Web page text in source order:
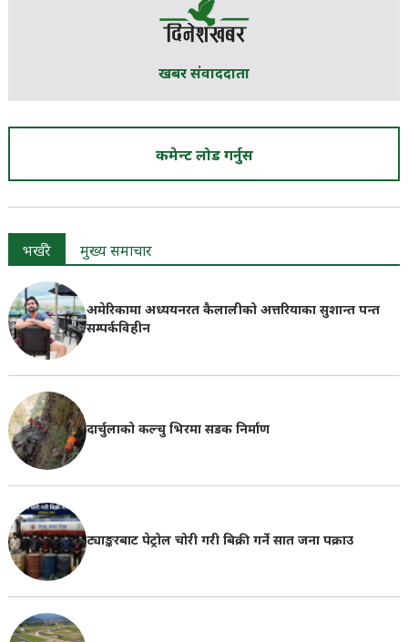
खबर संवाददाता
कमेन्ट लोड गर्नुस
भर्खरै मुख्य समाचार
अमेरिकामा अध्ययनरत कैलालीको अत्तरियाका सुशान्त पन्त
सम्पर्कविहीन
दार्चुलाको कल्चु भिरमा सडक निर्माण
ट्याङ्करबाट पेट्रोल चोरी गरी बिक्री गर्ने सात जना पक्राउ